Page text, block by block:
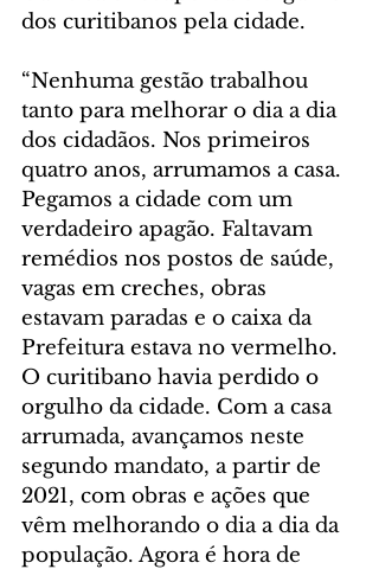
dos curitibanos pela cidade.
“Nenhuma gestão trabalhou
tanto para melhorar o dia a dia
dos cidadãos. Nos primeiros
quatro anos, arrumamos a casa.
Pegamos a cidade com um
verdadeiro apagão. Faltavam
remédios nos postos de saúde,
vagas em creches, obras
estavam paradas e o caixa da
Prefeitura estava no vermelho.
O curitibano havia perdido o
orgulho da cidade. Com a casa
arrumada, avançamos neste
segundo mandato, a partir de
2021, com obras e ações que
vêm melhorando o dia a dia da
população. Agora é hora de